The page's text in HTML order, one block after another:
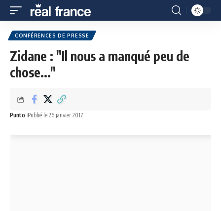
CONFÉRENCES DE PRESSE
Zidane : "Il nous a manqué peu de
chose..."
Punto Publié le 26 janvier 2017